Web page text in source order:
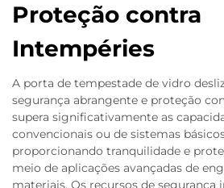
Proteção contra
Intempéries
A porta de tempestade de vidro
segurança abrangente e proteção
supera significativamente as
convencionais ou de sistemas
proporcionando tranquilidade e
meio de aplicações avançadas de
materiais. Os recursos de segurança